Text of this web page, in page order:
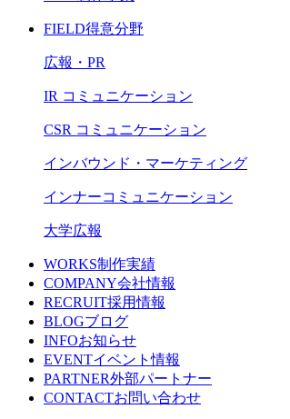
FIELD得意分野
広報・PR
IR コミュニケーション
CSR コミュニケーション
インバウンド・マーケティング
インナーコミュニケーション
大学広報
WORKS制作実績
COMPANY会社情報
RECRUIT採用情報
BLOGブログ
INFOお知らせ
EVENTイベント情報
PARTNER外部パートナー
CONTACTお問い合わせ